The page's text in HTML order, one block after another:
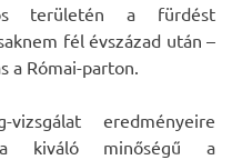
területén a fürdést
fél évszázad után –
a Római-parton.
eredményeire
kiváló minőségű a